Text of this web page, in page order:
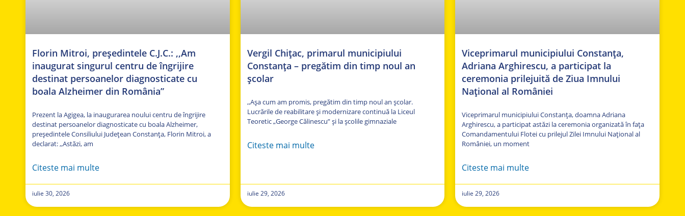
Florin Mitroi, președintele C.J.C.: ,,Am
inaugurat singurul centru de îngrijire
destinat persoanelor diagnosticate cu
boala Alzheimer din România”
Prezent la Agigea, la inaugurarea noului centru de îngrijire
destinat persoanelor diagnosticate cu boala Alzheimer,
președintele Consiliului Județean Constanța, Florin Mitroi, a
declarat: ,,Astăzi, am
Citeste mai multe
iulie 30, 2026
Vergil Chițac, primarul municipiului
Constanța – pregătim din timp noul an
școlar
,,Așa cum am promis, pregătim din timp noul an școlar.
Lucrările de reabilitare și modernizare continuă la Liceul
Teoretic „George Călinescu” și la școlile gimnaziale
Citeste mai multe
iulie 29, 2026
Viceprimarul municipiului Constanța,
Adriana Arghirescu, a participat la
ceremonia prilejuită de Ziua Imnului
Național al României
Viceprimarul municipiului Constanța, doamna Adriana
Arghirescu, a participat astăzi la ceremonia organizată în fața
Comandamentului Flotei cu prilejul Zilei Imnului Național al
României, un moment
Citeste mai multe
iulie 29, 2026